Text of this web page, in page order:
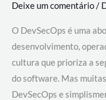
Deixe um comentário/
O DevSecOps é uma
desenvolvimento,
cultura que prioriza a
do software. Mas
DevSecOps e